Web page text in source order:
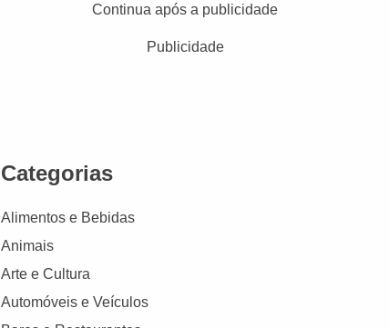
Continua após a publicidade
Publicidade
Categorias
Alimentos e Bebidas
Animais
Arte e Cultura
Automóveis e Veículos